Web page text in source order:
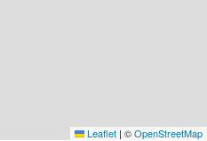
Leaflet | ©OpenStreetMap